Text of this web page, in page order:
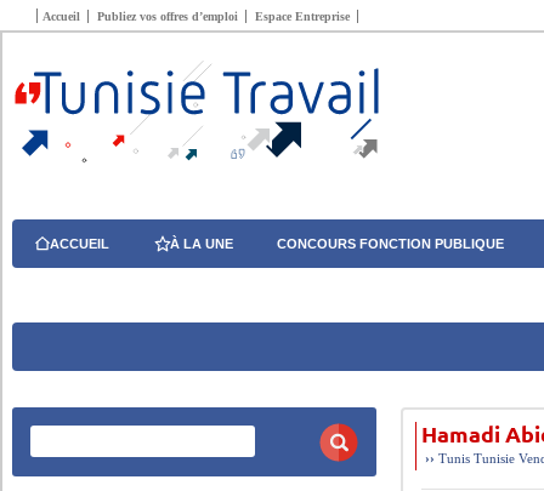
Accueil Publiez vos offres d’emploi Espace Entreprise
ACCUEIL À LA UNE CONCOURS FONCTION PUBLIQUE
Hamadi
››Tunis Tunisie